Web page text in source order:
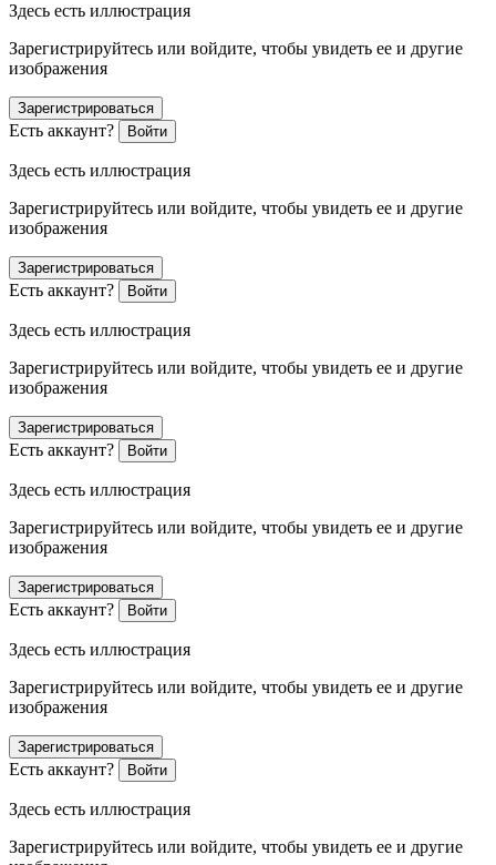
Здесь есть иллюстрация
Зарегистрируйтесь или войдите, чтобы увидеть ее и другие
изображения
Зарегистрироваться
Есть аккаунт? Войти
Здесь есть иллюстрация
Зарегистрируйтесь или войдите, чтобы увидеть ее и другие
изображения
Зарегистрироваться
Есть аккаунт? Войти
Здесь есть иллюстрация
Зарегистрируйтесь или войдите, чтобы увидеть ее и другие
изображения
Зарегистрироваться
Есть аккаунт? Войти
Здесь есть иллюстрация
Зарегистрируйтесь или войдите, чтобы увидеть ее и другие
изображения
Зарегистрироваться
Есть аккаунт? Войти
Здесь есть иллюстрация
Зарегистрируйтесь или войдите, чтобы увидеть ее и другие
изображения
Зарегистрироваться
Есть аккаунт? Войти
Здесь есть иллюстрация
Зарегистрируйтесь или войдите, чтобы увидеть ее и другие